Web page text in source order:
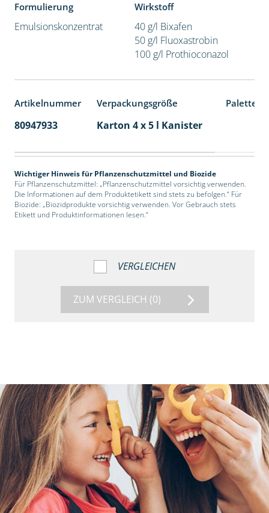
Formulierung
Emulsionskonzentrat
Wirkstoff
40 g/l Bixafen
50 g/l Fluoxastrobin
100 g/l Prothioconazol
Artikelnummer Verpackungsgröße
80947933 Karton 4 x 5 l Kanister
Wichtiger Hinweis für Pflanzenschutzmittel und Biozide
Für Pflanzenschutzmittel: „Pflanzenschutzmittel vorsichtig verwenden.
Die Informationen auf dem Produktetikett sind stets zu befolgen.“ Für
Biozide: „Biozidprodukte vorsichtig verwenden. Vor Gebrauch stets
Etikett und Produktinformationen lesen.“
VERGLEICHEN
ZUM VERGLEICH (0)